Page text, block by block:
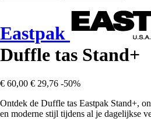
Eastpak
Duffle tas Stand+
€ 60,00 € 29,76 -50%
Ontdek de Duffle tas Eastpak Stand+,
en moderne stijl tijdens al je dagelijkse